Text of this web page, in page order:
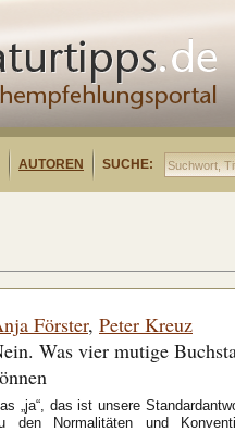
AUTOREN SUCHE:
Förster, Peter Kreuz
Was vier mutige
„ja“, das ist unsere
den Normalitäten und